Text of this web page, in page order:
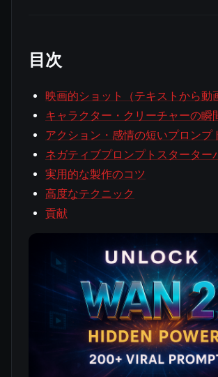
目次
映画的ショット（テキストから動
キャラクター・クリーチャーの瞬
アクション・感情の短いプロンプ
ネガティブプロンプトスターター
実用的な製作のコツ
高度なテクニック
貢献